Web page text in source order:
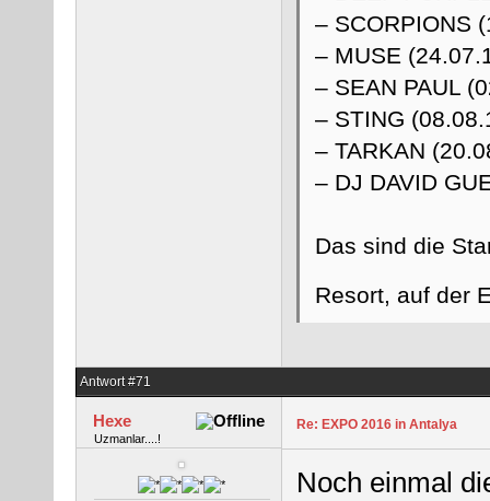
– SCORPIONS
– MUSE
– SEAN PAUL
– STING
– TARKAN
– DJ DAVID
Das sind die
Resort, auf der
Antwort #71
Hexe
Uzmanlar....!
Re: EXPO 2016 in Antalya
Noch einmal